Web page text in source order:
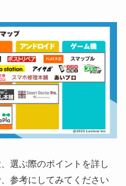
選ぶ際のポイントを詳し
参考にしてみてください